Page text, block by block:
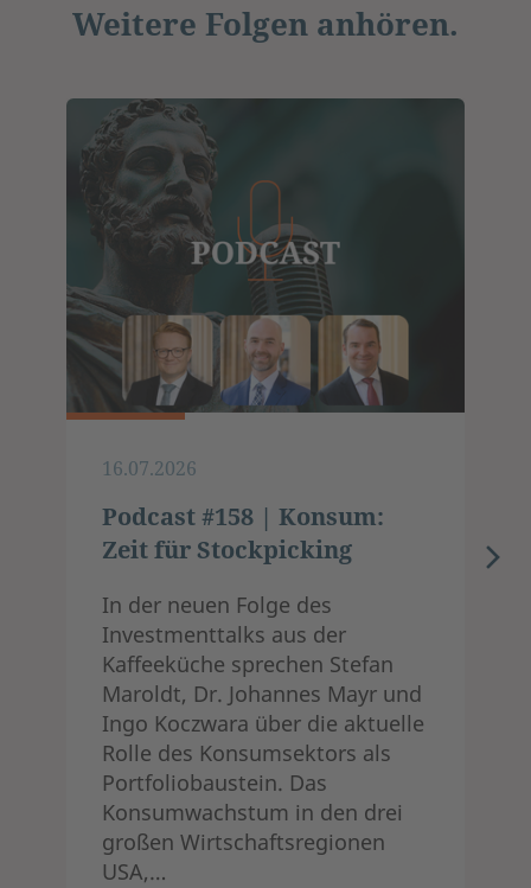
Weitere Folgen anhören.
16.07.2026
Podcast #158 | Konsum:
Zeit für Stockpicking
In der neuen Folge des
Investmenttalks aus der
Kaffeeküche sprechen Stefan
Maroldt, Dr. Johannes Mayr und
Ingo Koczwara über die aktuelle
Rolle des Konsumsektors als
Portfoliobaustein. Das
Konsumwachstum in den drei
großen Wirtschaftsregionen
USA,…